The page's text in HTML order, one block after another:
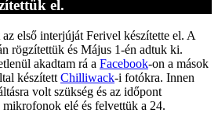
el.
első interjúját Ferivel készítette el. A
rögzítettük és Május 1-én adtuk ki.
akadtam rá a Facebook-on a mások
készített Chilliwack-i fotókra. Innen
volt szükség és az időpont
mikrofonok elé és felvettük a 24.